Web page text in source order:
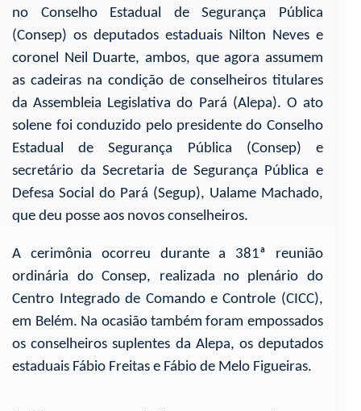
no Conselho Estadual de Segurança Pública
(Consep) os deputados estaduais Nilton Neves e
coronel Neil Duarte, ambos, que agora assumem
as cadeiras na condição de conselheiros titulares
da Assembleia Legislativa do Pará (Alepa). O ato
solene foi conduzido pelo presidente do Conselho
Estadual de Segurança Pública (Consep) e
secretário da Secretaria de Segurança Pública e
Defesa Social do Pará (Segup), Ualame Machado,
que deu posse aos novos conselheiros.
A cerimônia ocorreu durante a 381ª reunião
ordinária do Consep, realizada no plenário do
Centro Integrado de Comando e Controle (CICC),
em Belém. Na ocasião também foram empossados
os conselheiros suplentes da Alepa, os deputados
estaduais Fábio Freitas e Fábio de Melo Figueiras.